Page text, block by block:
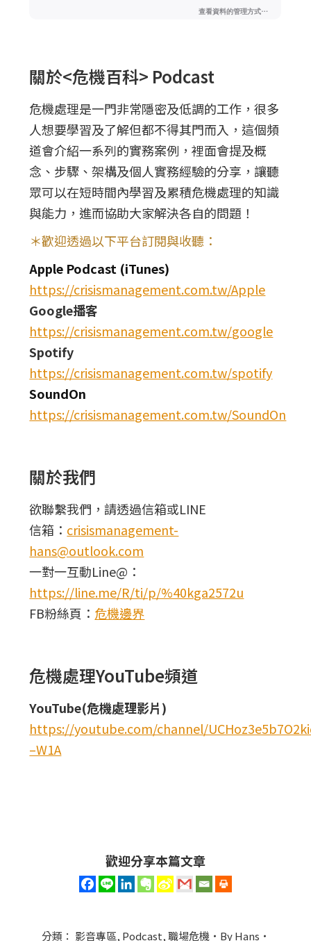
關於<危機百科> Podcast
危機處理是一門非常隱密及低調的工作，很多
人想要學習及了解但都不得其門而入，這個頻
道會介紹一系列的實務案例，裡面會提及概
念、步驟、架構及個人實務經驗的分享，讓聽
眾可以在短時間內學習及累積危機處理的知識
與能力，進而協助大家解決各自的問題！
＊歡迎透過以下平台訂閱與收聽：
Apple Podcast (iTunes)
https://crisismanagement.com.tw/Apple
Google播客
https://crisismanagement.com.tw/google
Spotify
https://crisismanagement.com.tw/spotify
SoundOn
https://crisismanagement.com.tw/SoundOn
關於我們
欲聯繫我們，請透過信箱或LINE
信箱： crisismanagement-
hans@outlook.com
一對一互動Line@：
https://line.me/R/ti/p/%40kga2572u
FB粉絲頁： 危機邊界
危機處理YouTube頻道
YouTube(危機處理影片)
https://youtube.com/channel/
–W1A
歡迎分享本篇文章
分類： 影音專區, Podcast,職場危機 ByHans